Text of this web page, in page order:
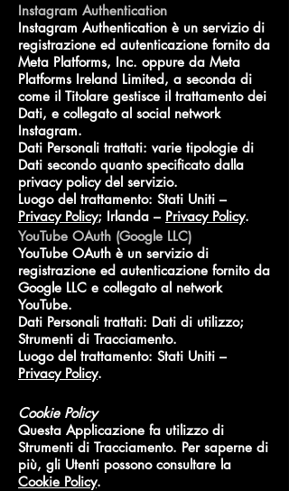
Instagram Authentication
Instagram Authentication è un servizio di
registrazione ed autenticazione fornito da
Meta Platforms, Inc. oppure da Meta
Platforms Ireland Limited, a seconda di
come il Titolare gestisce il trattamento dei
Dati, e collegato al social network
Instagram.
Dati Personali trattati: varie tipologie di
Dati secondo quanto specificato dalla
privacy policy del servizio.
Luogo del trattamento: Stati Uniti –
Privacy Policy; Irlanda – Privacy Policy.
YouTube OAuth (Google LLC)
YouTube OAuth è un servizio di
registrazione ed autenticazione fornito da
Google LLC e collegato al network
YouTube.
Dati Personali trattati: Dati di utilizzo;
Strumenti di Tracciamento.
Luogo del trattamento: Stati Uniti –
Privacy Policy.
Cookie Policy
Questa Applicazione fa utilizzo di
Strumenti di Tracciamento. Per saperne di
più, gli Utenti possono consultare la
Cookie Policy.